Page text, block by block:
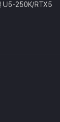
U5-250K/RTX5